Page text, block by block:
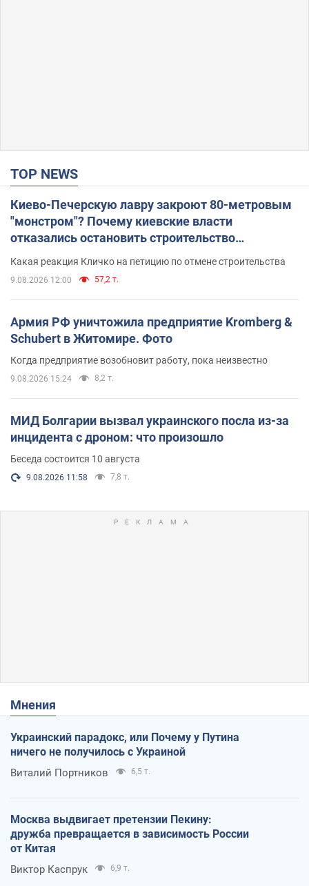
TOP NEWS
Киево-Печерскую лавру закроют 80-метровым
"монстром"? Почему киевские власти
отказались остановить строительство
небоскреба "московского верующего"
Какая реакция Кличко на петицию по отмене строительства
9.08.2026 12:00 57,2 т.
Армия РФ уничтожила предприятие Kromberg &
Schubert в Житомире. Фото
Когда предприятие возобновит работу, пока неизвестно
9.08.2026 15:24 8,2 т.
МИД Болгарии вызвал украинского посла из-за
инцидента с дроном: что произошло
Беседа состоится 10 августа
9.08.2026 11:58 7,8 т.
Мнения
Украинский парадокс, или Почему у Путина
ничего не получилось с Украиной
Виталий Портников 6,5 т.
Москва выдвигает претензии Пекину:
дружба превращается в зависимость России
от Китая
Виктор Каспрук 6,9 т.